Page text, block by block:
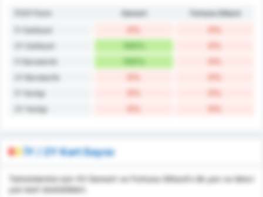
İY/2Y Form Gemert
Fortuna Sittard
İY Galibiyet
0% 0%
2Y Galibiyet 100%
İY Beraberlik 100%
2Y Beraberlik
İY Yenilgi
2Y Yenilgi
İY / 2Y Kart Sayısı
Tahminleriniz için VV Gemert ve Fortuna Sittard's ilk yarı ve ikinci
yarı kart istatistikleri.